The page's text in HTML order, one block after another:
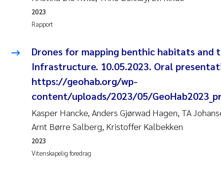
Rapport
2023
Drones for mapping benthic habitats and
Infrastructure. 10.05.2023. Oral
https://geohab.org/wp-
content/uploads/2023/05/
Kasper Hancke, Anders Gjørwad Hagen, TA
Arnt Børre Salberg, Kristoffer Kalbekken
Vitenskapelig foredrag
2023